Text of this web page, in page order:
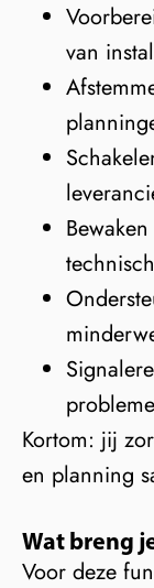
van
Kortom: jij
en planning
Wat breng
Voor deze